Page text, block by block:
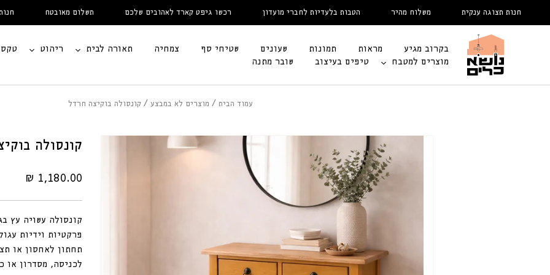
חנות תצוגה ענקית משלוח מהיר הטבות בלעדיות לחברי מועדון רכשו גיפט קארד לאהובים שלכם תשלום מאובטח חנות
בקרוב מגיע מראות תמונות שעונים שטיחי סף צמחיה תאורה לבית ריהוט
מוצרים למטבח
טיפים בעיצוב שובר מתנה
עמוד הבית מוצרים לא במבצע קונסולה בוקיצה חרדל
דלג
קונסולה
מחיר
1,180.00 ₪
קונסולה עשויה עץ
פרקטיות וידיות
תחתון לאחסון או
לכניסה, מסדרון או